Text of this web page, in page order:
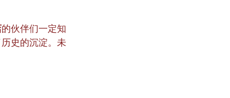
的伙伴们一定知
史的沉淀。未